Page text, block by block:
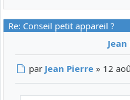
Re: Conseil petit appareil ?
Message
par Jean Pierre » 12